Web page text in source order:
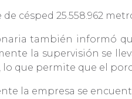
de césped 25.558.962
también informó
la supervisión se
lo que permite que el
la empresa se